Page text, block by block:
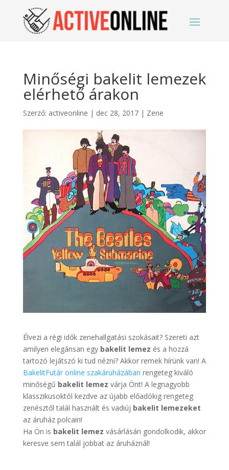
Minőségi bakelit lemezek
elérhető árakon
Szerző: activeonline | dec 28, 2017| Zene
Élvezi a régi idők zenehallgatási szokásait? Szereti azt
amilyen elegánsan egy bakelit lemez és a hozzá
tartozó lejátszó ki tud nézni? Akkor remek hírünk van! A
BakelitFutár online szakáruházában rengeteg kiváló
minőségű bakelit lemez várja Önt! A legnagyobb
klasszikusoktól kezdve az újabb előadókig rengeteg
zenésztől talál használt és vadiúj bakelit lemezeket
az áruház polcain!
Ha Ön is bakelit lemez vásárlásán gondolkodik, akkor
keresve sem talál jobbat az áruháznál!